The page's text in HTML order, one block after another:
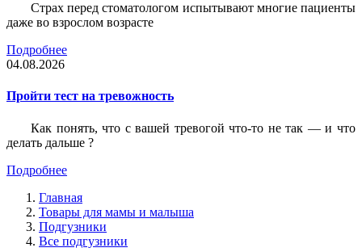
Страх перед стоматологом испытывают многие пациенты
даже во взрослом возрасте
Подробнее
04.08.2026
Пройти тест на тревожность
Как понять, что с вашей тревогой что-то не так — и что
делать дальше ?
Подробнее
Главная
Товары для мамы и малыша
Подгузники
Все подгузники